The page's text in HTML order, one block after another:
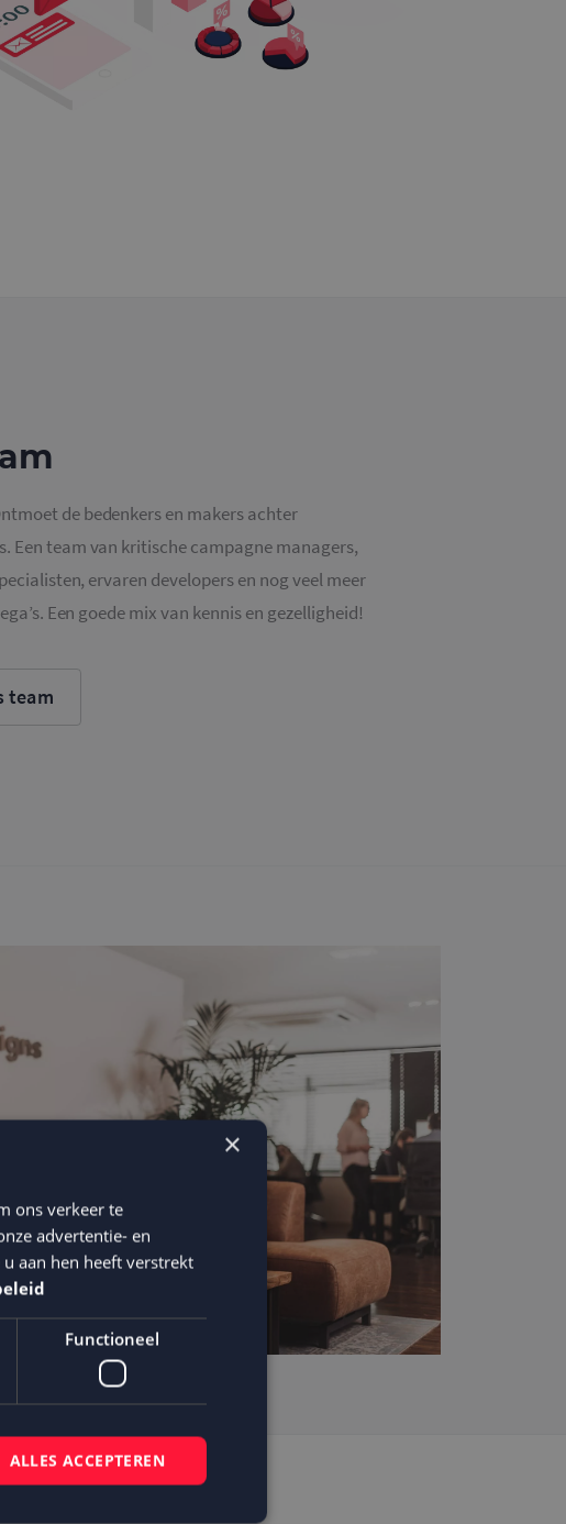
de bedenkers en makers achter
Een team van kritische campagne managers,
ervaren developers en nog veel meer
Een goede mix van kennis en gezelligheid!
team
×
ons verkeer te
advertentie- en
aan hen heeft verstrekt
Functioneel
ALLES ACCEPTEREN